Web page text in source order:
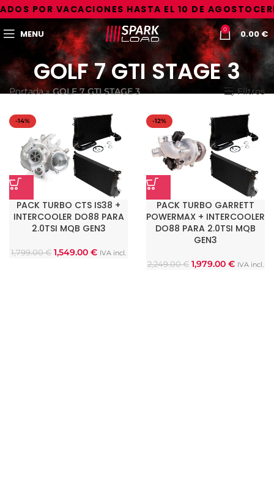
POR VACACIONES HASTA EL 10 DE AGOSTO
MENU 0 0.00€
GOLF 7 GTI STAGE 3
Portada»GOLF 7 GTI STAGE 3 Filtros
-14%
PACK TURBO CTS IS38 +
INTERCOOLER DO88 PARA
2.0TSI MQB GEN3
1,799.00€ 1,549.00 € IVA incl.
-12%
PACK TURBO GARRETT
POWERMAX + INTERCOOLER
DO88 PARA 2.0TSI MQB
GEN3
2,249.00€ 1,979.00 € IVA incl.